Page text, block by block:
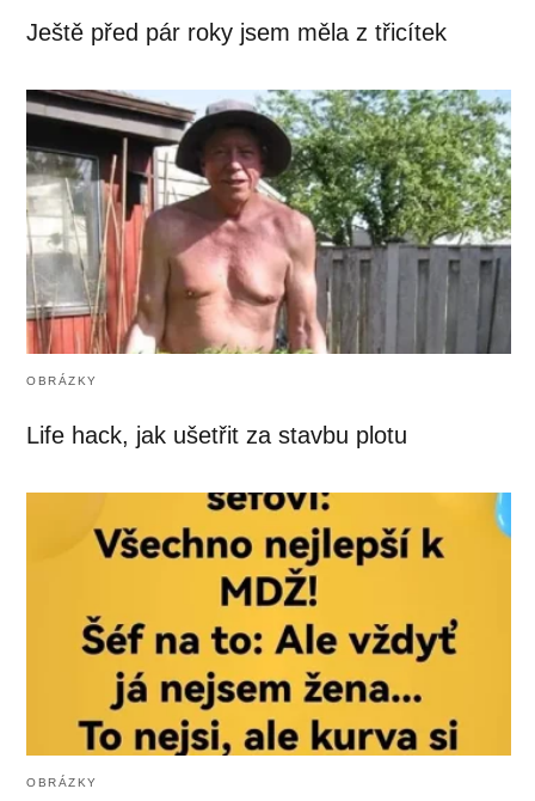
Ještě před pár roky jsem měla z třicítek
OBRÁZKY
Life hack, jak ušetřit za stavbu plotu
OBRÁZKY